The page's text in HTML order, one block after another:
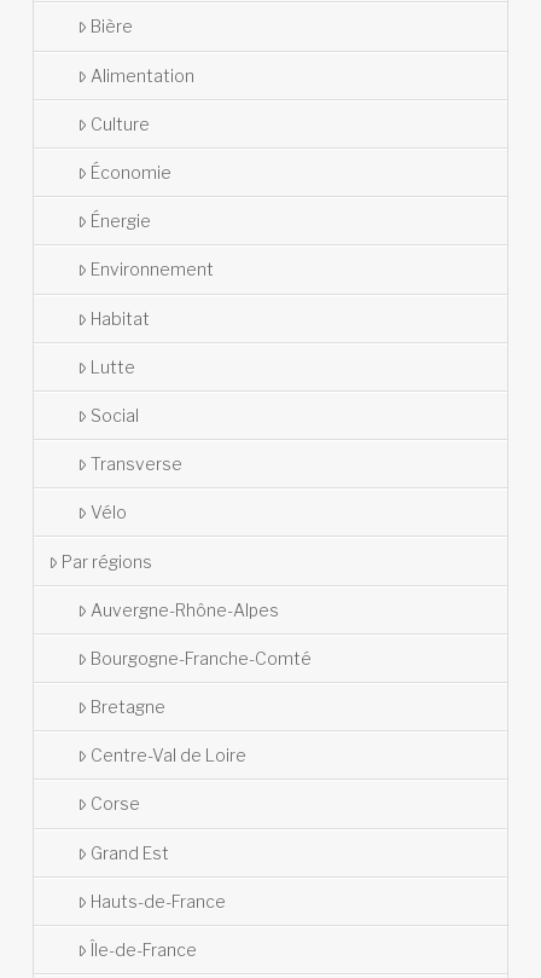
Bière
Alimentation
Culture
Économie
Énergie
Environnement
Habitat
Lutte
Social
Transverse
Vélo
Par régions
Auvergne-Rhône-Alpes
Bourgogne-Franche-Comté
Bretagne
Centre-Val de Loire
Corse
Grand Est
Hauts-de-France
Île-de-France